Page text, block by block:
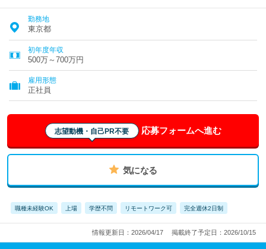
勤務地
東京都
初年度年収
500万～700万円
雇用形態
正社員
志望動機・自己PR不要 応募フォームへ進む
気になる
職種未経験OK 上場 学歴不問 リモートワーク可 完全週休2日制
情報更新日：2026/04/17 掲載終了予定日：2026/10/15